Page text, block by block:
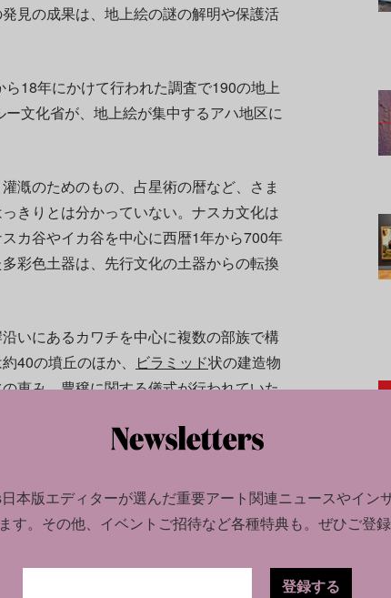
見の成果は、地上絵の謎の解明や保護活
18年にかけて行われた調査で190の地上
文化省が、地上絵が集中するアハ地区に
漑のためのもの、占星術の暦など、さま
きりとは分かっていない。ナスカ文化は
カ谷やイカ谷を中心に西暦1年から700年
彩色土器は、先行文化の土器からの転換
いにあるカワチを中心に複数の部族で構
40の墳丘のほか、
ビラミッド状の建造物
恵み、豊穣に関する儀式が行われていた
上最高値で落札！ 出品者は元所属レーベ
本版エディターが選んだ重要アート関連ニュースやイン
す。 その他、イベントご招待など各種特典も。ぜひご登
登録する